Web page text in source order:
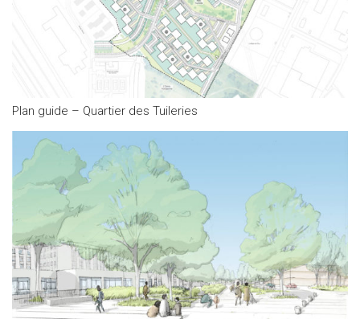
Plan guide – Quartier des Tuileries